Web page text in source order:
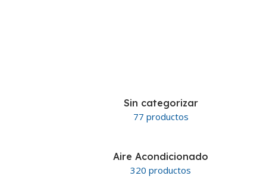
Sin categorizar
77 productos
Aire Acondicionado
320 productos